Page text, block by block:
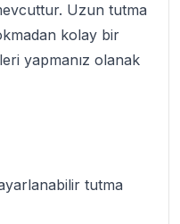
Uzun tutma
kolay bir
yapmanız olanak
tutma